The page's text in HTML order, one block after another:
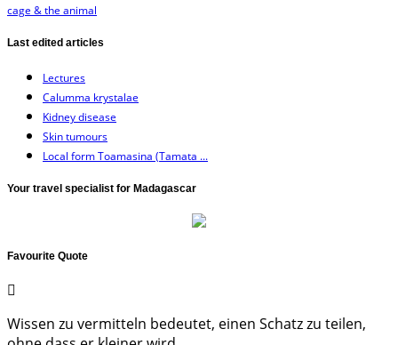
cage & the animal
Last edited articles
Lectures
Calumma krystalae
Kidney disease
Skin tumours
Local form Toamasina (Tamata ...
Your travel specialist for Madagascar
Favourite Quote
Wissen zu vermitteln bedeutet, einen Schatz zu teilen,